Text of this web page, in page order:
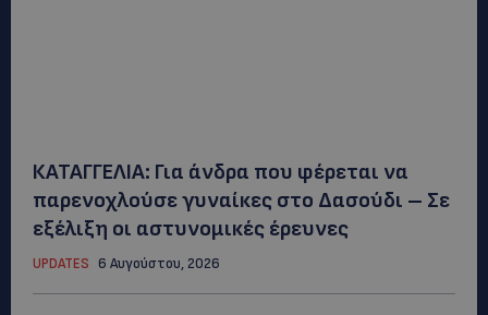
ΚΑΤΑΓΓΕΛΙΑ: Για άνδρα που φέρεται να
παρενοχλούσε γυναίκες στο Δασούδι – Σε
εξέλιξη οι αστυνομικές έρευνες
UPDATES 6 Αυγούστου, 2026